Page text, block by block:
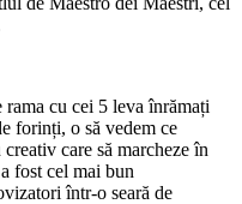
rama cu cei 5 leva înrămați
forinți, o să vedem ce
care să marcheze în
fost cel mai bun
într-o seară de